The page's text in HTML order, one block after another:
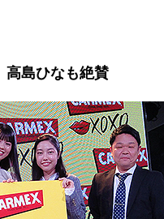
高島ひなも絶賛